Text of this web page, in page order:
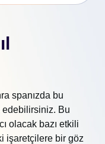
spanızda bu
edebilirsiniz. Bu
olacak bazı etkili
işaretçilere bir göz